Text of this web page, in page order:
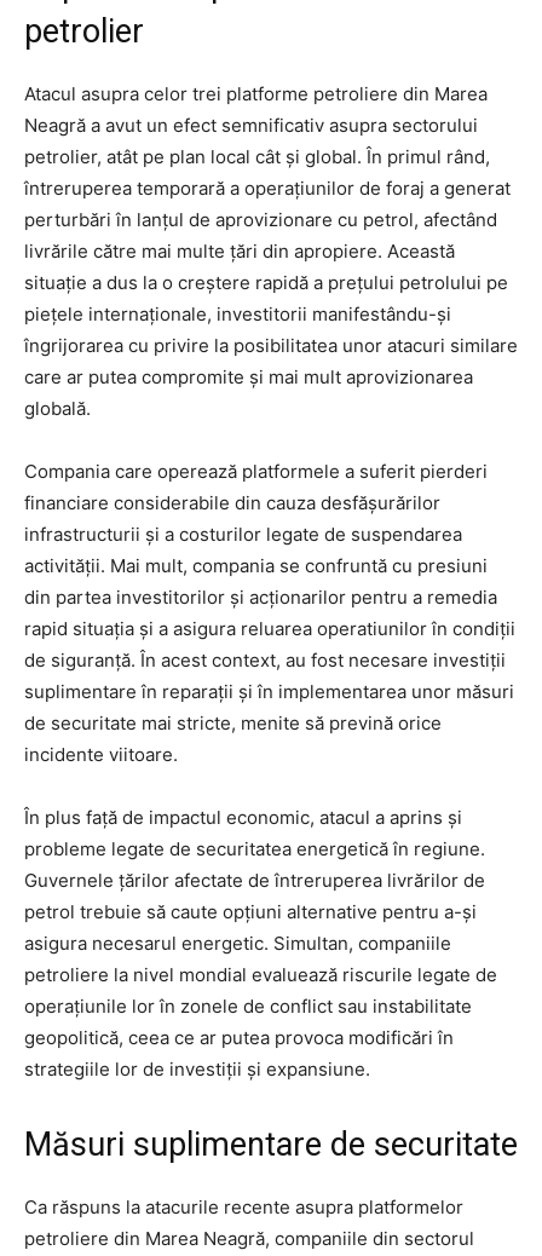
petrolier
Atacul asupra celor trei platforme petroliere din Marea
Neagră a avut un efect semnificativ asupra sectorului
petrolier, atât pe plan local cât și global. În primul rând,
întreruperea temporară a operațiunilor de foraj a generat
perturbări în lanțul de aprovizionare cu petrol, afectând
livrările către mai multe țări din apropiere. Această
situație a dus la o creștere rapidă a prețului petrolului pe
piețele internaționale, investitorii manifestându-și
îngrijorarea cu privire la posibilitatea unor atacuri similare
care ar putea compromite și mai mult aprovizionarea
globală.
Compania care operează platformele a suferit pierderi
financiare considerabile din cauza desfășurărilor
infrastructurii și a costurilor legate de suspendarea
activității. Mai mult, compania se confruntă cu presiuni
din partea investitorilor și acționarilor pentru a remedia
rapid situația și a asigura reluarea operatiunilor în condiții
de siguranță. În acest context, au fost necesare investiții
suplimentare în reparații și în implementarea unor măsuri
de securitate mai stricte, menite să prevină orice
incidente viitoare.
În plus față de impactul economic, atacul a aprins și
probleme legate de securitatea energetică în regiune.
Guvernele țărilor afectate de întreruperea livrărilor de
petrol trebuie să caute opțiuni alternative pentru a-și
asigura necesarul energetic. Simultan, companiile
petroliere la nivel mondial evaluează riscurile legate de
operațiunile lor în zonele de conflict sau instabilitate
geopolitică, ceea ce ar putea provoca modificări în
strategiile lor de investiții și expansiune.
Măsuri suplimentare de securitate
Ca răspuns la atacurile recente asupra platformelor
petroliere din Marea Neagră, companiile din sectorul